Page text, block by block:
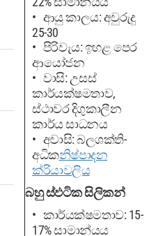
ආයු කාලය: අවුරුදු
25-30
පිරිවැය: ඉහළ පෙර
ආයෝජන
වාසි: උසස්
කාර්යක්ෂමතාව,
ස්ථාවර දිගුකාලීන
කාර්ය සාධනය
අවාසි: බලශක්ති-
අධිකනිෂ්පාදන
ක්රියාවලිය
බහු ස්ඵටික සිලිකන්
කාර්යක්ෂමතාව: 15-
17% සාමාන්යය